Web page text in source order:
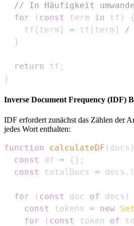
// In Häufigkeit
for
( const term in tf )
{
    tf
[ term ] = tf [ term ] /
}
return tf ;
}
Inverse Document Frequency (IDF)
IDF erfordert zunächst das Zählen der
jedes Wort enthalten:
function calculateDF ( docs )
const
df = { } ;
const
totalDocs = docs .
for ( const doc of docs )
const
tokens = new Set
for
( const token of